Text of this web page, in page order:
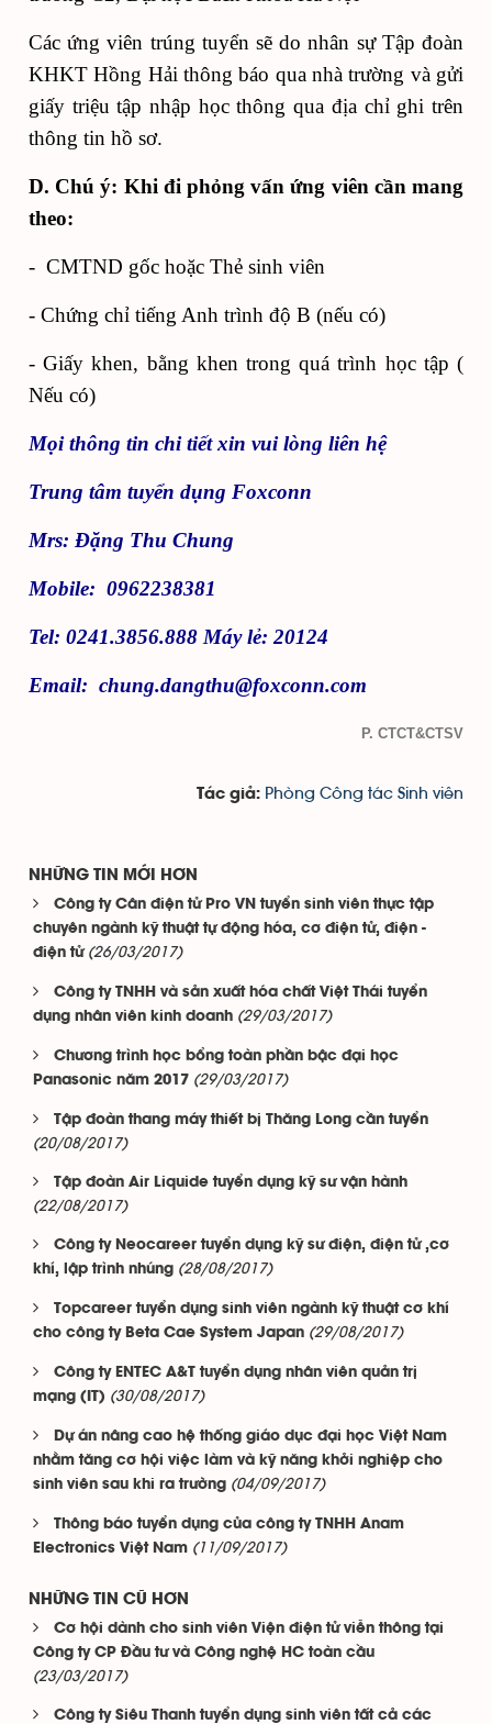
Các ứng viên trúng tuyển sẽ do nhân sự Tập đoàn
KHKT Hồng Hải thông báo qua nhà trường và gửi
giấy triệu tập nhập học thông qua địa chỉ ghi trên
thông tin hồ sơ.
D. Chú ý: Khi đi phỏng vấn ứng viên cần mang
theo:
- CMTND gốc hoặc Thẻ sinh viên
- Chứng chỉ tiếng Anh trình độ B (nếu có)
- Giấy khen, bằng khen trong quá trình học tập (
Nếu có)
Mọi thông tin chi tiết xin vui lòng liên hệ
Trung tâm tuyển dụng Foxconn
Mrs: Đặng Thu Chung
Mobile: 0962238381
Tel: 0241.3856.888 Máy lẻ: 20124
Email: chung.dangthu@foxconn.com
P. CTCT&CTSV
Tác giả: Phòng Công tác Sinh viên
NHỮNG TIN MỚI HƠN
Công ty Cân điện tử Pro VN tuyển sinh viên thực tập
chuyên ngành kỹ thuật tự động hóa, cơ điện tử, điện -
điện tử (26/03/2017)
Công ty TNHH và sản xuất hóa chất Việt Thái tuyển
dụng nhân viên kinh doanh (29/03/2017)
Chương trình học bổng toàn phần bậc đại học
Panasonic năm 2017 (29/03/2017)
Tập đoàn thang máy thiết bị Thăng Long cần tuyển
(20/08/2017)
Tập đoàn Air Liquide tuyển dụng kỹ sư vận hành
(22/08/2017)
Công ty Neocareer tuyển dụng kỹ sư điện, điện tử ,cơ
khí, lập trình nhúng (28/08/2017)
Topcareer tuyển dụng sinh viên ngành kỹ thuật cơ khí
cho công ty Beta Cae System Japan (29/08/2017)
Công ty ENTEC A&T tuyển dụng nhân viên quản trị
mạng (IT) (30/08/2017)
Dự án nâng cao hệ thống giáo dục đại học Việt Nam
nhằm tăng cơ hội việc làm và kỹ năng khởi nghiệp cho
sinh viên sau khi ra trường (04/09/2017)
Thông báo tuyển dụng của công ty TNHH Anam
Electronics Việt Nam (11/09/2017)
NHỮNG TIN CŨ HƠN
Cơ hội dành cho sinh viên Viện điện tử viễn thông tại
Công ty CP Đầu tư và Công nghệ HC toàn cầu
(23/03/2017)
Công ty Siêu Thanh tuyển dụng sinh viên tất cả các